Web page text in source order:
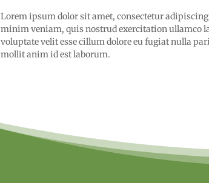
Lorem ipsum dolor sit amet, consectetur
minim veniam, quis nostrud exercitation ullamco
voluptate velit esse cillum dolore eu fugiat nulla
mollit anim id est laborum.